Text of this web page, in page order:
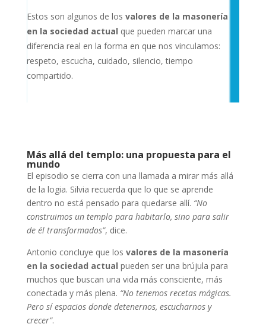
Estos son algunos de los valores de la masonería
en la sociedad actual que pueden marcar una
diferencia real en la forma en que nos vinculamos:
respeto, escucha, cuidado, silencio, tiempo
compartido.
Más allá del templo: una propuesta para el
mundo
El episodio se cierra con una llamada a mirar más allá
de la logia. Silvia recuerda que lo que se aprende
dentro no está pensado para quedarse allí. “No
construimos un templo para habitarlo, sino para salir
de él transformados”, dice.
Antonio concluye que los valores de la masonería
en la sociedad actual pueden ser una brújula para
muchos que buscan una vida más consciente, más
conectada y más plena. “No tenemos recetas mágicas.
Pero sí espacios donde detenernos, escucharnos y
crecer”.